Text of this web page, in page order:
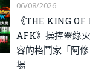
06/08/2026
《THE KING OF
AFK》操控翠綠
容的格鬥家「阿
場